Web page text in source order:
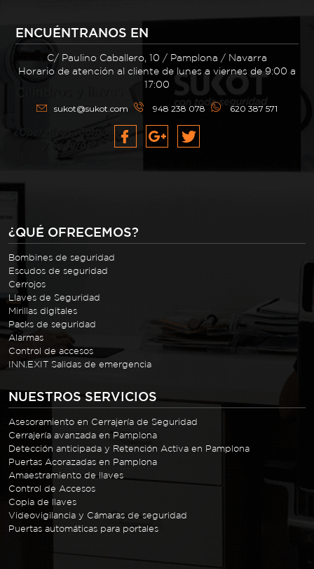
ENCUÉNTRANOS EN
C/ Paulino Caballero, 10 / Pamplona / Navarra
Horario de atención al cliente de lunes a viernes de 9:00 a
17:00
sukot@sukot.com 948 238 078 620 387 571
¿QUÉ OFRECEMOS?
Bombines de seguridad
Escudos de seguridad
Cerrojos
Llaves de Seguridad
Mirillas digitales
Packs de seguridad
Alarmas
Control de accesos
INN.EXIT Salidas de emergencia
NUESTROS SERVICIOS
Asesoramiento en Cerrajería de Seguridad
Cerrajería avanzada en Pamplona
Detección anticipada y Retención Activa en Pamplona
Puertas Acorazadas en Pamplona
Amaestramiento de llaves
Control de Accesos
Copia de llaves
Videovigilancia y Cámaras de seguridad
Puertas automáticas para portales